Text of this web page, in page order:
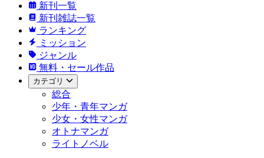
新刊一覧
新刊雑誌一覧
ランキング
ミッション
ジャンル
無料・セール作品
カテゴリ
総合
少年・青年マンガ
少女・女性マンガ
オトナマンガ
ライトノベル